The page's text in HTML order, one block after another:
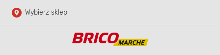
Przejdź do głównej zawartości
Wybierz sklep